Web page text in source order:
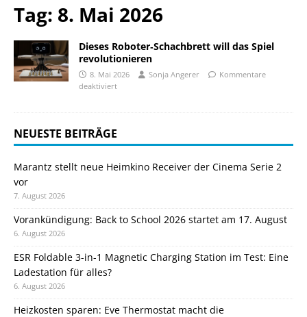
Tag: 8. Mai 2026
Dieses Roboter‑Schachbrett will das Spiel
revolutionieren
8. Mai 2026 Sonja Angerer
Kommentare
deaktiviert
NEUESTE BEITRÄGE
Marantz stellt neue Heimkino Receiver der Cinema Serie 2
vor
7. August 2026
Vorankündigung: Back to School 2026 startet am 17. August
6. August 2026
ESR Foldable 3-in-1 Magnetic Charging Station im Test: Eine
Ladestation für alles?
6. August 2026
Heizkosten sparen: Eve Thermostat macht die